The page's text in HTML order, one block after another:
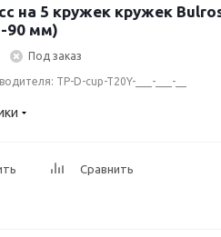
на 5 кружек кружек
90 мм)
Под заказ
TP-D-cup-T20Y-___-___-__
Сравнить